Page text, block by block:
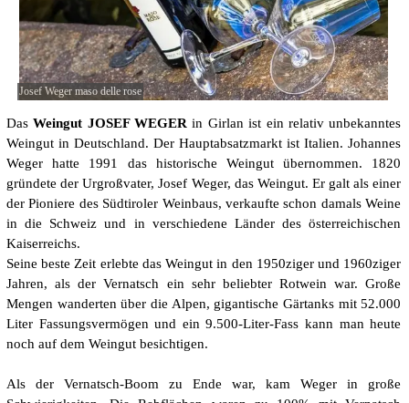
Josef Weger maso delle rose
DasWeingut JOSEF WEGER in Girlan ist ein relativ unbekanntes
Weingut in Deutschland. Der Hauptabsatzmarkt ist Italien. Johannes
Weger hatte 1991 das historische Weingut übernommen. 1820
gründete der Urgroßvater, Josef Weger, das Weingut. Er galt als einer
der Pioniere des Südtiroler Weinbaus, verkaufte schon damals Weine
in die Schweiz und in verschiedene Länder des österreichischen
Kaiserreichs.
Seine beste Zeit erlebte das Weingut in den 1950ziger und 1960ziger
Jahren, als der Vernatsch ein sehr beliebter Rotwein war. Große
Mengen wanderten über die Alpen, gigantische Gärtanks mit 52.000
Liter Fassungsvermögen und ein 9.500-Liter-Fass kann man heute
noch auf dem Weingut besichtigen.
Als der Vernatsch-Boom zu Ende war, kam Weger in große